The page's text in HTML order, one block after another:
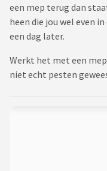
een mep terug dan
heen die jou wel even
een dag later.
Werkt het met een
niet echt pesten